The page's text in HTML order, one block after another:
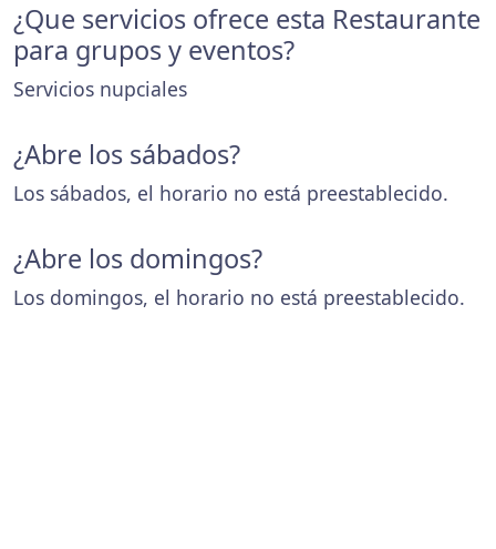
¿Que servicios ofrece esta Restaurante
para grupos y eventos?
Servicios nupciales
¿Abre los sábados?
Los sábados, el horario no está preestablecido.
¿Abre los domingos?
Los domingos, el horario no está preestablecido.